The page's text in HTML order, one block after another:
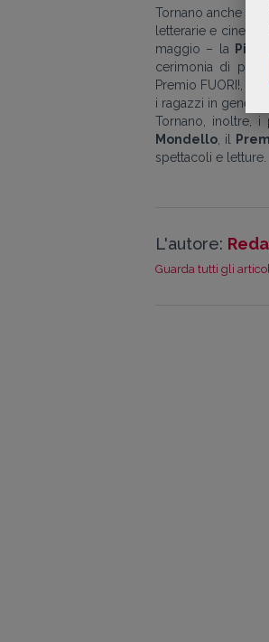
Tornano anche
letterarie e
maggio – la
Pista
cerimonia di
Premio FUORI!,
i ragazzi in
Tornano, inoltre,
Mondello , il
spettacoli e letture.
L'autore:
Guarda tutti gli